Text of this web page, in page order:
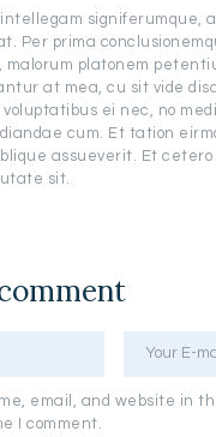
signiferumque,
Per prima
malorum platonem
at mea, cu sit vide
ei nec, no
cum. Et tation
assueverit. Et cetero
sit.
email, and website in
I comment.